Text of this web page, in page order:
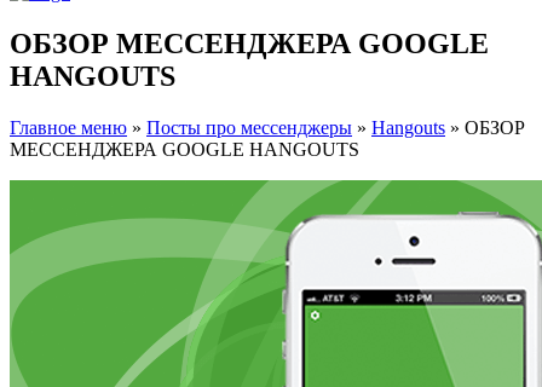
ОБЗОР МЕССЕНДЖЕРА GOOGLE
HANGOUTS
Главное меню » Посты про мессенджеры » Hangouts » ОБЗОР
МЕССЕНДЖЕРА GOOGLE HANGOUTS